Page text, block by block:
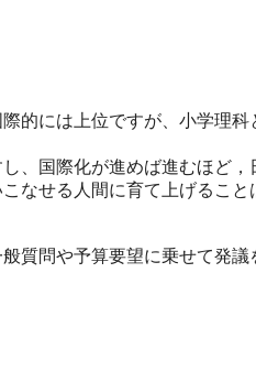
的には上位ですが、小学理科
、国際化が進めば進むほど，
なせる人間に育て上げること
質問や予算要望に乗せて発議